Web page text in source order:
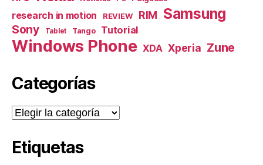
research in motion REVIEW RIM Samsung
Sony Tablet Tango Tutorial
Windows Phone XDA Xperia Zune
Categorías
Categorías
Etiquetas